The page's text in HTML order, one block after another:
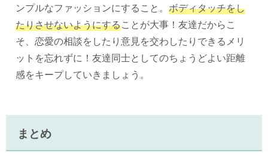
ンプルなファッションにすること。 ボディタッチをし
たりさせないようにすることが大事！友達だからこ
そ、恋愛の相談をしたり意見を交わしたりできるメリ
ットを忘れずに！友達同士としてのちょうどよい距離
感をキープしていきましょう。
まとめ